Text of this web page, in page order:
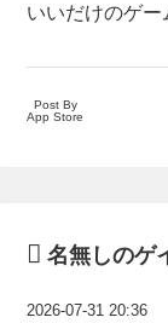
いいだけのゲー
Post By
App Store
名無しのゲ
2026-07-31 20:36